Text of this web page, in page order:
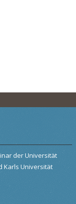
der Universität
Karls Universität